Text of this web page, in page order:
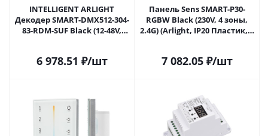
INTELLIGENT ARLIGHT
Декодер SMART-DMX512-304-
83-RDM-SUF Black (12-48V,
Сочи
6 978.51 ₽/шт
Панель Sens SMART-P30-
RGBW Black (230V, 4 зоны,
2.4G) (Arlight, IP20 Пластик, 5
7 082.05₽/шт